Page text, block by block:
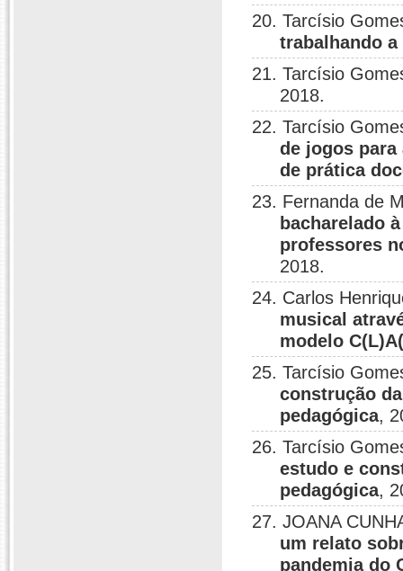
20. Tarcísio
trabalhando
21. Tarcísio
2018.
22. Tarcísio
de jogos
de prática
23. Fernanda de
bacharelado
professores
2018.
24. Carlos
musical
modelo
25. Tarcísio
construção
pedagógica,
26. Tarcísio
estudo e
pedagógica,
27. JOANA
um relato
pandemia do